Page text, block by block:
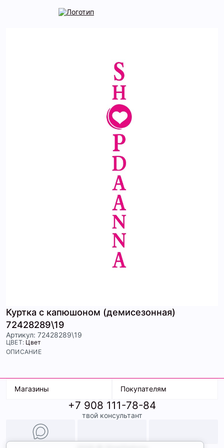
Куртка с капюшоном (демисезонная)
72428289\19
Артикул: 72428289\19
ЦВЕТ: Цвет
ОПИСАНИЕ
Магазины
ТК Терминал
ТРК Континент
Покупателям
Доставка
Условия оплаты
Образы
+7 908 111-78-84
твой консультант